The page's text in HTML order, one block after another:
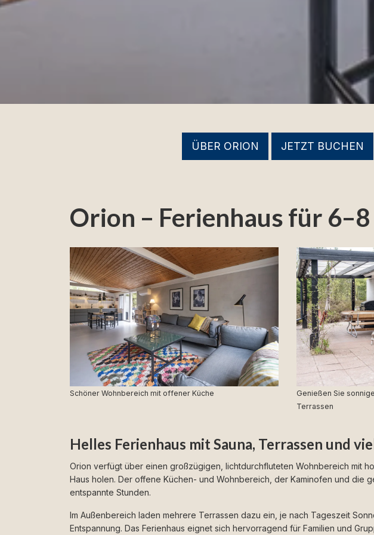
ÜBER ORION JETZT BUCHEN
Orion – Ferienhaus für
Schöner Wohnbereich mit offener Küche
Genießen Sie
Terrassen
Helles Ferienhaus mit Sauna, Terrassen und
Orion verfügt über einen großzügigen, lichtdurchfluteten Wohnbereich mit
Haus holen. Der offene Küchen- und Wohnbereich, der Kaminofen und die
entspannte Stunden.
Im Außenbereich laden mehrere Terrassen dazu ein, je nach Tageszeit
Entspannung. Das Ferienhaus eignet sich hervorragend für Familien und